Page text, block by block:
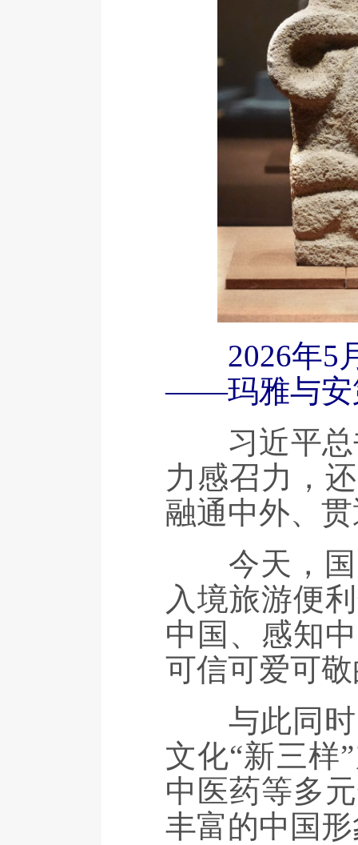
2026年5
——玛雅与安
习近平总书
力感召力，
融通中外、
今天，国
入境旅游便
中国、感知
可信可爱可
与此同时
文化“新三样
中医药等多
丰富的中国